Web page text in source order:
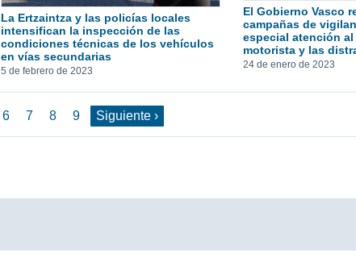
La Ertzaintza y las policías locales
intensifican la inspección de las
condiciones técnicas de los vehículos
en vías secundarias
5 de febrero de 2023
El Gobierno Vasco
campañas de
especial atención
motorista y las
24 de enero de 2023
6 7 8 9 Siguiente ›